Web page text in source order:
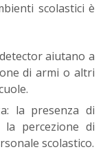
scolastici è
aiutano a
di armi o altri
la presenza di
percezione di
scolastico.